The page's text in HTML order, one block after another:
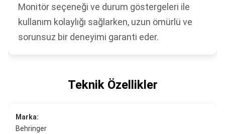
Monitör seçeneği ve durum göstergeleri ile
kullanım kolaylığı sağlarken, uzun ömürlü ve
sorunsuz bir deneyimi garanti eder.
Teknik Özellikler
Marka:
Behringer